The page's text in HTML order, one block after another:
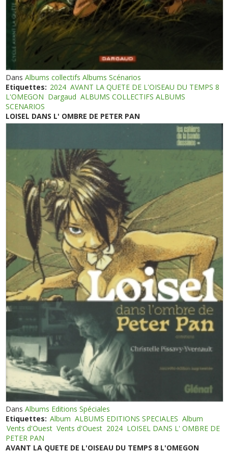
DansAlbums collectifs Albums Scénarios
Etiquettes: 2024 AVANT LA QUETE DE L'OISEAU DU TEMPS 8
L'OMEGON Dargaud ALBUMS COLLECTIFS ALBUMS
SCENARIOS
LOISEL DANS L' OMBRE DE PETER PAN
DansAlbums Editions Spéciales
Etiquettes: Album ALBUMS EDITIONS SPECIALES Album
Vents d'Ouest Vents d'Ouest 2024 LOISEL DANS L' OMBRE DE
PETER PAN
AVANT LA QUETE DE L'OISEAU DU TEMPS 8 L'OMEGON